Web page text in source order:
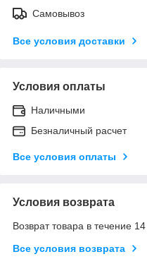
Самовывоз
Все условия доставки
Условия оплаты
Наличными
Безналичный расчет
Все условия оплаты
Условия возврата
Возврат товара в течение
Все условия возврата